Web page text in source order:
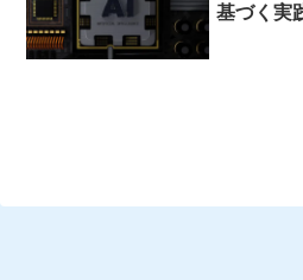
基づく実